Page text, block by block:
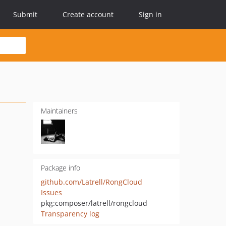
Submit Create account Sign in
Maintainers
Package info
github.com/Latrell/RongCloud
Issues
pkg:composer/latrell/rongcloud
Transparency log